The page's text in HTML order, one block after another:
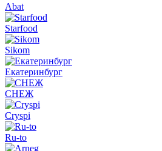
Abat
Starfood
Sikom
Екатеринбург
СНЕЖ
Cryspi
Ru-to